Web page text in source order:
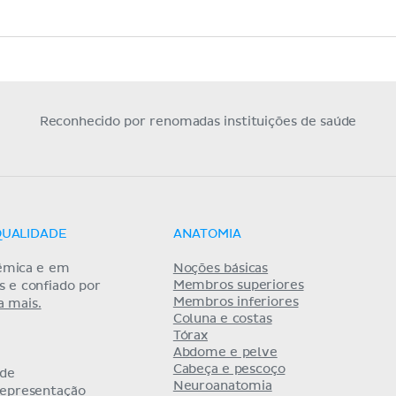
Reconhecido por renomadas instituições de saúde
e em
e confiado por
mais.
ANATOMIA
Noções básicas
Membros superiores
Membros inferiores
Coluna e costas
Tórax
Abdome e pelve
Cabeça e pescoço
Neuroanatomia